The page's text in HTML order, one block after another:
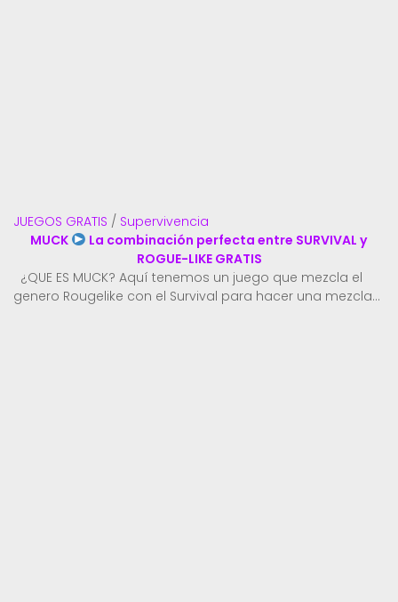
JUEGOS GRATIS / Supervivencia
MUCK
La combinación perfecta entre SURVIVAL y
ROGUE-LIKE GRATIS
¿QUE ES MUCK? Aquí tenemos un juego que mezcla el
genero Rougelike con el Survival para hacer una mezcla...